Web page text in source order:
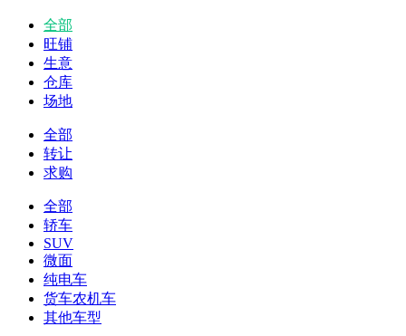
全部
旺铺
生意
仓库
场地
全部
转让
求购
全部
轿车
SUV
微面
纯电车
货车农机车
其他车型